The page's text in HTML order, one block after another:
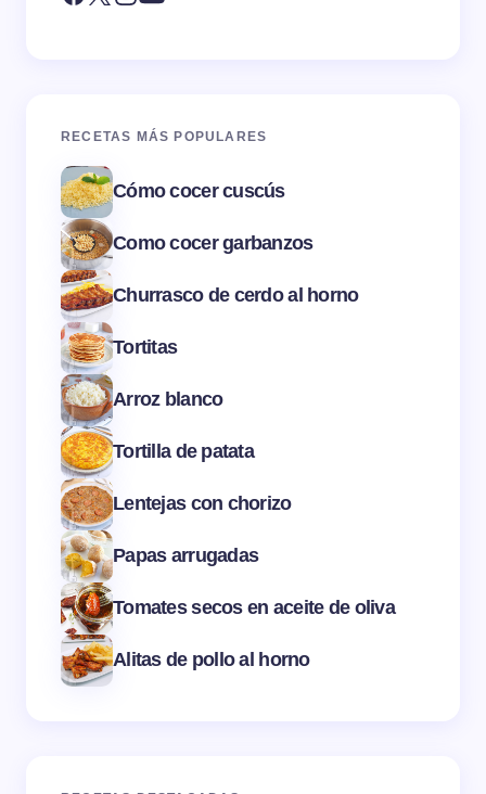
RECETAS MÁS POPULARES
Cómo cocer cuscús
Como cocer garbanzos
Churrasco de cerdo al horno
Tortitas
Arroz blanco
Tortilla de patata
Lentejas con chorizo
Papas arrugadas
Tomates secos en aceite de oliva
Alitas de pollo al horno